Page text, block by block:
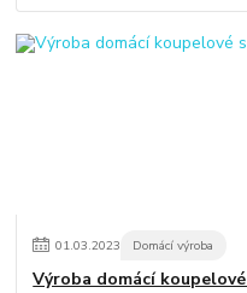
01.03.2023 Domácí výroba
Výroba domácí